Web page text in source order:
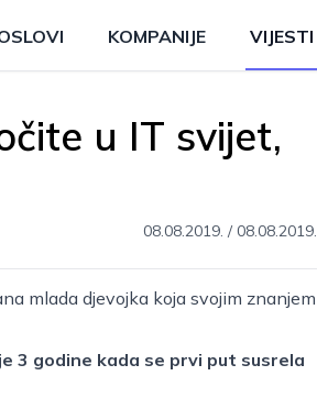
KOMPANIJE VIJESTI
u IT svijet,
08.08.2019. /08.08.2019.
mlada djevojka koja svojim znanjem
3 godine kada se prvi put susrela